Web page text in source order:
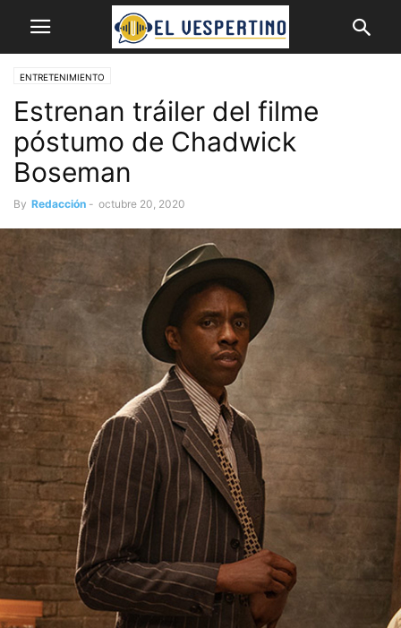
ENTRETENIMIENTO
Estrenan tráiler del filme
póstumo de Chadwick
Boseman
By Redacción - octubre 20, 2020